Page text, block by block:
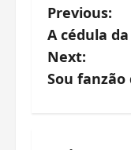
P
o
s
Previous:
A cédula
Next:
Sou fanzão